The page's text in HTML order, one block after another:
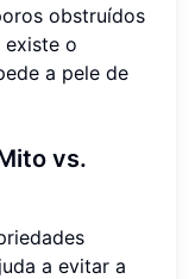
obstruídos
existe o
a pele de
vs.
a evitar a